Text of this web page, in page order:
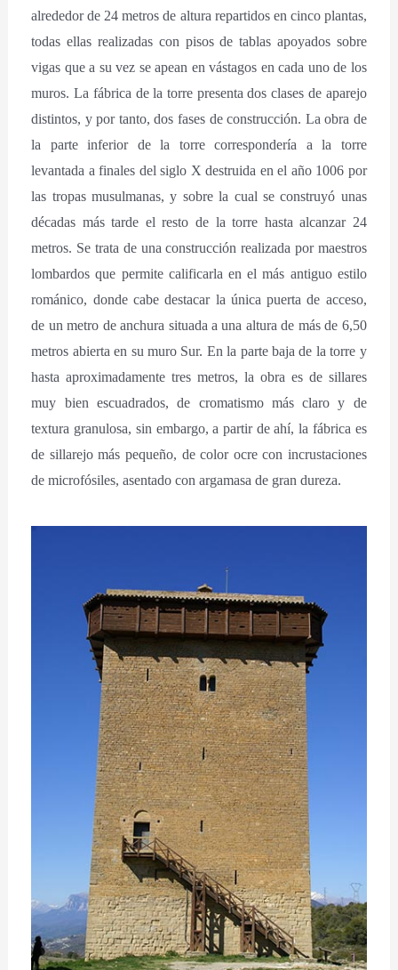
alrededor de 24 metros de altura repartidos en cinco plantas,
todas ellas realizadas con pisos de tablas apoyados sobre
vigas que a su vez se apean en vástagos en cada uno de los
muros. La fábrica de la torre presenta dos clases de aparejo
distintos, y por tanto, dos fases de construcción. La obra de
la parte inferior de la torre correspondería a la torre
levantada a finales del siglo X destruida en el año 1006 por
las tropas musulmanas, y sobre la cual se construyó unas
décadas más tarde el resto de la torre hasta alcanzar 24
metros. Se trata de una construcción realizada por maestros
lombardos que permite calificarla en el más antiguo estilo
románico, donde cabe destacar la única puerta de acceso,
de un metro de anchura situada a una altura de más de 6,50
metros abierta en su muro Sur. En la parte baja de la torre y
hasta aproximadamente tres metros, la obra es de sillares
muy bien escuadrados, de cromatismo más claro y de
textura granulosa, sin embargo, a partir de ahí, la fábrica es
de sillarejo más pequeño, de color ocre con incrustaciones
de microfósiles, asentado con argamasa de gran dureza.